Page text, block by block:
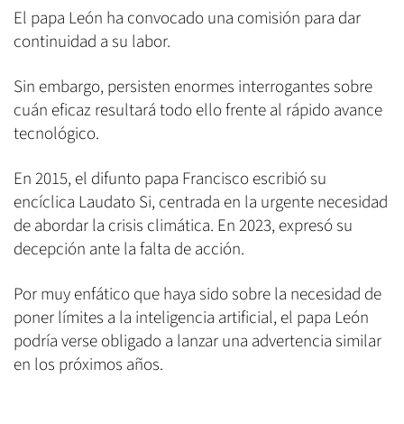
El papa León ha convocado una comisión para dar
continuidad a su labor.
Sin embargo, persisten enormes interrogantes sobre
cuán eficaz resultará todo ello frente al rápido avance
tecnológico.
En 2015, el difunto papa Francisco escribió su
encíclica Laudato Si, centrada en la urgente necesidad
de abordar la crisis climática. En 2023, expresó su
decepción ante la falta de acción.
Por muy enfático que haya sido sobre la necesidad de
poner límites a la inteligencia artificial, el papa León
podría verse obligado a lanzar una advertencia similar
en los próximos años.